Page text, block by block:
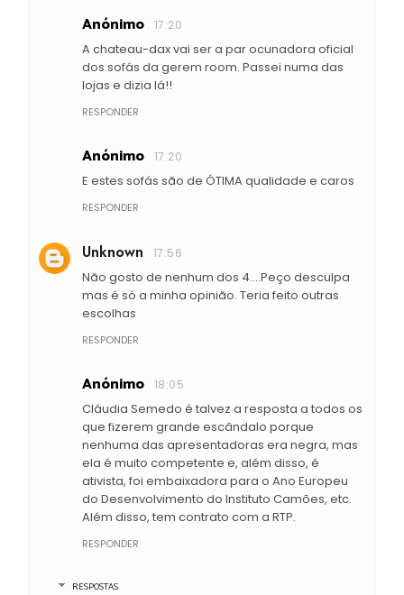
Anónimo 17:20
A chateau-dax vai ser a par ocunadora oficial
dos sofás da gerem room. Passei numa das
lojas e dizia lá!!
RESPONDER
Anónimo 17:20
E estes sofás são de ÓTIMA qualidade e caros
RESPONDER
Unknown 17:56
Não gosto de nenhum dos 4....Peço desculpa
mas é só a minha opinião. Teria feito outras
escolhas
RESPONDER
Anónimo 18:05
Cláudia Semedo é talvez a resposta a todos os
que fizerem grande escândalo porque
nenhuma das apresentadoras era negra, mas
ela é muito competente e, além disso, é
ativista, foi embaixadora para o Ano Europeu
do Desenvolvimento do Instituto Camões, etc.
Além disso, tem contrato com a RTP.
RESPONDER
RESPOSTAS